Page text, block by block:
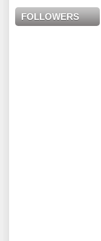
FOLLOWERS